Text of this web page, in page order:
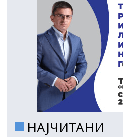
НАЈЧИТАНИ